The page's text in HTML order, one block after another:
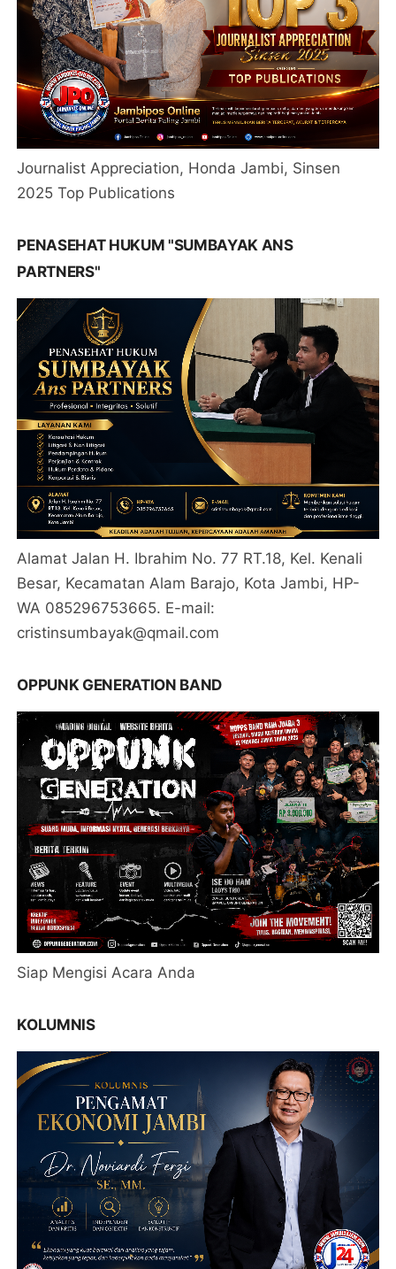
Journalist Appreciation, Honda Jambi, Sinsen
2025 Top Publications
PENASEHAT HUKUM "SUMBAYAK ANS
PARTNERS"
Alamat Jalan H. Ibrahim No. 77 RT.18, Kel. Kenali
Besar, Kecamatan Alam Barajo, Kota Jambi, HP-
WA 085296753665. E-mail:
cristinsumbayak@qmail.com
OPPUNK GENERATION BAND
Siap Mengisi Acara Anda
KOLUMNIS